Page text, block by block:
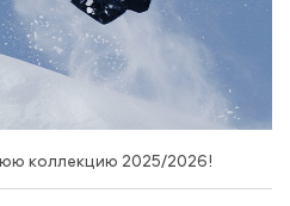
коллекцию 2025/2026!